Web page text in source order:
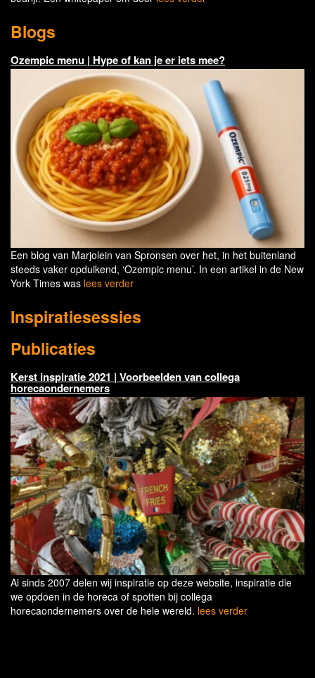
Blogs
Ozempic menu | Hype of kan je er iets mee?
Een blog van Marjolein van Spronsen over het, in het buitenland
steeds vaker opduikend, ‘Ozempic menu’. In een artikel in de New
York Times was lees verder
Inspiratiesessies
Publicaties
Kerst inspiratie 2021 | Voorbeelden van collega
horecaondernemers
Al sinds 2007 delen wij inspiratie op deze website, inspiratie die
we opdoen in de horeca of spotten bij collega
horecaondernemers over de hele wereld. lees verder